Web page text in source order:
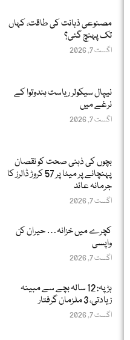
مصنوعی ذہانت کی طاقت، کہاں
تک پہنچ گئی؟
اگست 7, 2026
نیپال سیکولر ریاست ہندوتوا کے
نرغے میں
اگست 7, 2026
بچوں کی ذہنی صحت کو نقصان
پہنچانے پر میٹا پر 57 کروڑ ڈالرز کا
جرمانہ عائد
اگست 7, 2026
کچرے میں خزانہ… حیران کن
واپسی
اگست 7, 2026
ہڑپہ: 12 سالہ بچے سے مبینہ
زیادتی، 3 ملزمان گرفتار
اگست 7, 2026